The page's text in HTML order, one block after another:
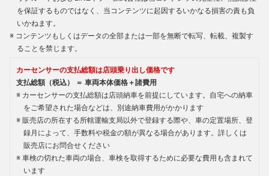
を保証するものではなく、当コンテンツに起因するいかなる損害の責も負
いかねます。
コンテンツもしくはデータの全部または一部を無断で転写、転載、複製す
ることを禁じます。
カーセンサーの支払総額は店頭乗り出し価格です
支払総額（税込） ＝ 車両本体価格＋諸費用
カーセンサーの支払総額は店頭納車を前提にしています。自宅への納車
をご希望された場合などは、別途納車費用がかかります
販売店の所在する所轄運輸支局以外で登録する際や、車の定置場所、登
録月によって、手数料や税金の額が異なる場合があります。詳しくは
販売店にお問合せください
車検の切れた車両の場合、車検を取得するために必要な費用も含まれて
います